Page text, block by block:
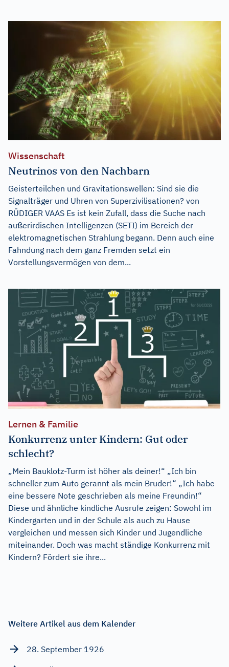
Wissenschaft
Neutrinos von den Nachbarn
Geisterteilchen und Gravitationswellen: Sind sie die
Signalträger und Uhren von Superzivilisationen? von
RÜDIGER VAAS Es ist kein Zufall, dass die Suche nach
außerirdischen Intelligenzen (SETI) im Bereich der
elektromagnetischen Strahlung begann. Denn auch eine
Fahndung nach dem ganz Fremden setzt ein
Vorstellungsvermögen von dem...
Lernen & Familie
Konkurrenz unter Kindern: Gut oder
schlecht?
„Mein Bauklotz-Turm ist höher als deiner!“ „Ich bin
schneller zum Auto gerannt als mein Bruder!“ „Ich habe
eine bessere Note geschrieben als meine Freundin!“
Diese und ähnliche kindliche Ausrufe zeigen: Sowohl im
Kindergarten und in der Schule als auch zu Hause
vergleichen und messen sich Kinder und Jugendliche
miteinander. Doch was macht ständige Konkurrenz mit
Kindern? Fördert sie ihre...
Weitere Artikel aus dem Kalender
28. September 1926